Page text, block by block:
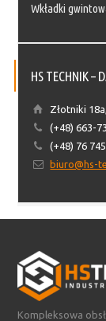
Wkładki
HS TECHNIK –
Złotniki
(+48) 663-
(+48) 76
biuro@hs-
Kompleksowa